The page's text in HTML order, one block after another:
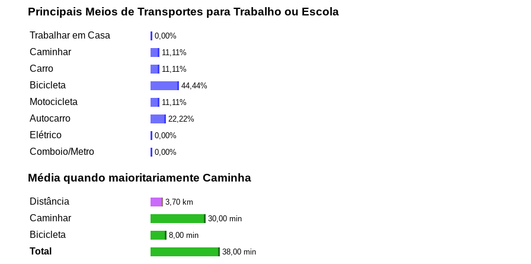
Principais Meios de Transportes para Trabalho ou Escola
Trabalhar em Casa 0,00%
Caminhar 11,11%
Carro 11,11%
Bicicleta 44,44%
Motocicleta 11,11%
Autocarro 22,22%
Elétrico 0,00%
Comboio/Metro 0,00%
Média quando maioritariamente Caminha
Distância 3,70 km
Caminhar 30,00 min
Bicicleta 8,00 min
Total 38,00 min